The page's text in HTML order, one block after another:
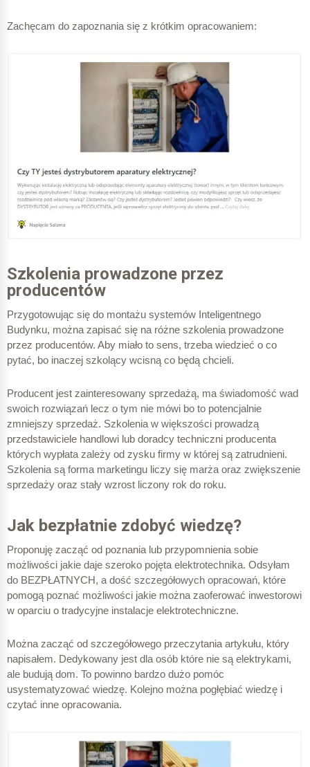
Zachęcam do zapoznania się z krótkim opracowaniem:
Szkolenia prowadzone przez
producentów
Przygotowując się do montażu systemów Inteligentnego
Budynku, można zapisać się na różne szkolenia prowadzone
przez producentów. Aby miało to sens, trzeba wiedzieć o co
pytać, bo inaczej szkolący wcisną co będą chcieli.
Producent jest zainteresowany sprzedażą, ma świadomość wad
swoich rozwiązań lecz o tym nie mówi bo to potencjalnie
zmniejszy sprzedaż. Szkolenia w większości prowadzą
przedstawiciele handlowi lub doradcy techniczni producenta
których wypłata zależy od zysku firmy w której są zatrudnieni.
Szkolenia są forma marketingu liczy się marża oraz zwiększenie
sprzedaży oraz stały wzrost liczony rok do roku.
Jak bezpłatnie zdobyć wiedzę?
Proponuję zacząć od poznania lub przypomnienia sobie
możliwości jakie daje szeroko pojęta elektrotechnika. Odsyłam
do BEZPŁATNYCH, a dość szczegółowych opracowań, które
pomogą poznać możliwości jakie można zaoferować inwestorowi
w oparciu o tradycyjne instalacje elektrotechniczne.
Można zacząć od szczegółowego przeczytania artykułu, który
napisałem. Dedykowany jest dla osób które nie są elektrykami,
ale budują dom. To powinno bardzo dużo pomóc
usystematyzować wiedzę. Kolejno można pogłębiać wiedzę i
czytać inne opracowania.